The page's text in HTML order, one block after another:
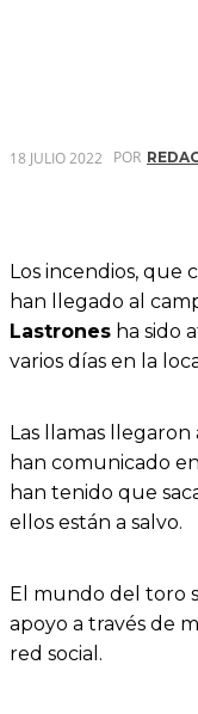
18 JULIO 2022 POR
Los incendios, que
han llegado al
Lastrones ha sido
varios días en la
Las llamas llegaron
han comunicado
han tenido que
ellos están a salvo.
El mundo del toro
apoyo a través de
red social.